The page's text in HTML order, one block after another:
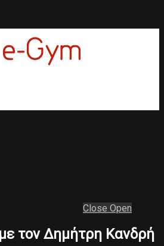
Close Open
τον Δημήτρη Κανδρή